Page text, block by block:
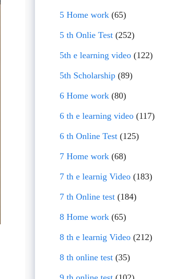
5 Home work(65)
5 th Onlie Test(252)
5th e learning video(122)
5th Scholarship(89)
6 Home work(80)
6 th e learning video(117)
6 th Online Test(125)
7 Home work(68)
7 th e learnig Video(183)
7 th Online test(184)
8 Home work(65)
8 th e learnig Video(212)
8 th online test(35)